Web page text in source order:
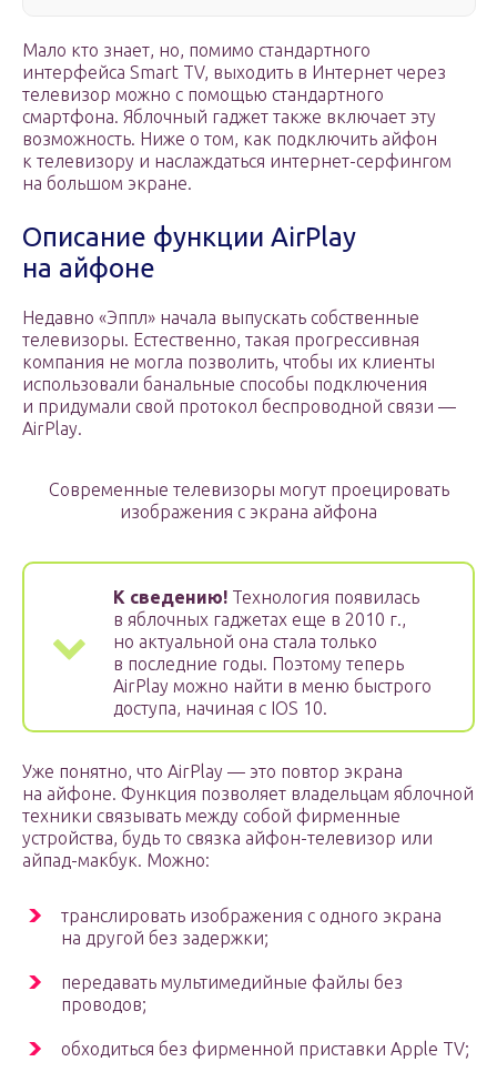
Мало кто знает, но, помимо стандартного
интерфейса Smart TV, выходить в Интернет через
телевизор можно с помощью стандартного
смартфона. Яблочный гаджет также включает эту
возможность. Ниже о том, как подключить айфон
к телевизору и наслаждаться интернет-серфингом
на большом экране.
Описание функции AirPlay
на айфоне
Недавно «Эппл» начала выпускать собственные
телевизоры. Естественно, такая прогрессивная
компания не могла позволить, чтобы их клиенты
использовали банальные способы подключения
и придумали свой протокол беспроводной связи —
AirPlay.
Современные телевизоры могут проецировать
изображения с экрана айфона
К сведению! Технология появилась
в яблочных гаджетах еще в 2010 г.,
но актуальной она стала только
в последние годы. Поэтому теперь
AirPlay можно найти в меню быстрого
доступа, начиная с IOS 10.
Уже понятно, что AirPlay — это повтор экрана
на айфоне. Функция позволяет владельцам яблочной
техники связывать между собой фирменные
устройства, будь то связка айфон-телевизор или
айпад-макбук. Можно:
транслировать изображения с одного экрана
на другой без задержки;
передавать мультимедийные файлы без
проводов;
обходиться без фирменной приставки Apple TV;